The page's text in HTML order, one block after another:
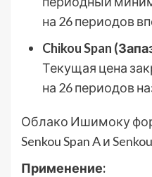
на 26 периодов
Chikou Span
Текущая цена
на 26 периодов
Облако Ишимоку
Senkou Span A и
Применение: